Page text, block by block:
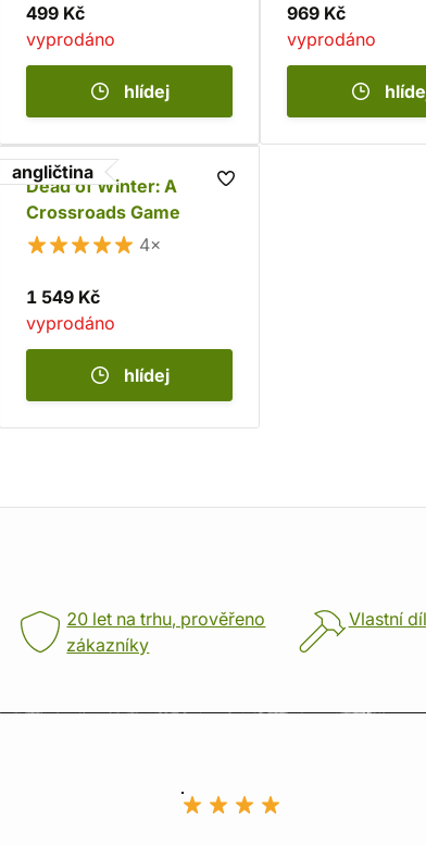
499 Kč
vyprodáno
hlídej
969 Kč
vyprodáno
angličtina
Dead of Winter: A
Crossroads Game
4×
1 549 Kč
vyprodáno
hlídej
20 let na trhu, prověřeno
zákazníky
Vlastní